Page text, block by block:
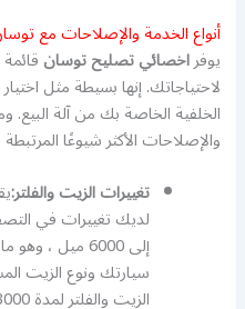
أنواع الخدمة والإصلاحات مع
يوفراخصائي تصليح توسان
لاحتياجاتك. إنها بسيطة مثل
الخلفية الخاصة بك من آلة البيع.
والإصلاحات الأكثر شيوعًا
تغييرات الزيت والفلتر:
إلى 6000 ميل
سيارتك ونوع الزيت
الزيت والفلتر لمدة 3000 ميل أو 90 يومًا أخرى.